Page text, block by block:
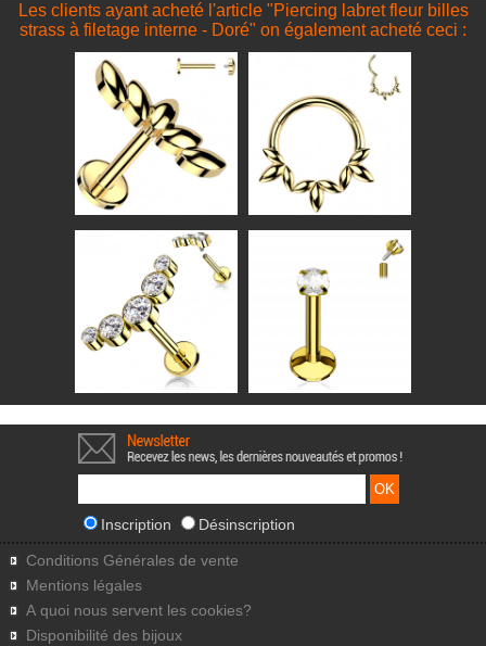
Les clients ayant acheté l'article "Piercing labret fleur billes
strass à filetage interne - Doré" on également acheté ceci :
Inscription Désinscription
Conditions Générales de vente
Mentions légales
A quoi nous servent les cookies?
Disponibilité des bijoux